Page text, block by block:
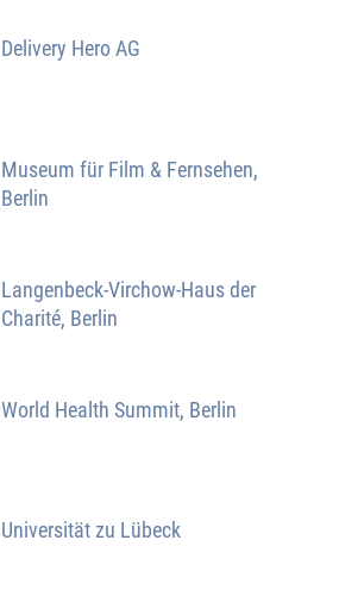
Delivery Hero AG
Museum für Film & Fernsehen,
Berlin
Langenbeck-Virchow-Haus der
Charité, Berlin
World Health Summit, Berlin
Universität zu Lübeck